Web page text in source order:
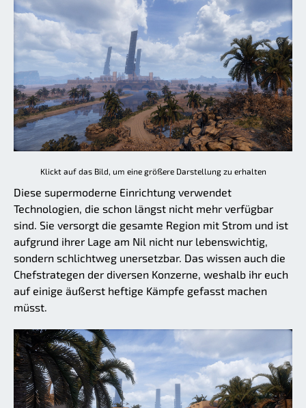
Klickt auf das Bild, um eine größere Darstellung zu erhalten
Diese supermoderne Einrichtung verwendet
Technologien, die schon längst nicht mehr verfügbar
sind. Sie versorgt die gesamte Region mit Strom und ist
aufgrund ihrer Lage am Nil nicht nur lebenswichtig,
sondern schlichtweg unersetzbar. Das wissen auch die
Chefstrategen der diversen Konzerne, weshalb ihr euch
auf einige äußerst heftige Kämpfe gefasst machen
müsst.